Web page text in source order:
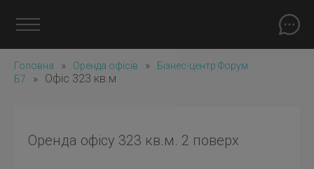
Головна » Оренда офісів »
Бізнес-центр Форум
Б7
» Офіс 323 кв.м
Оренда офісу 323 кв.м. 2 поверх